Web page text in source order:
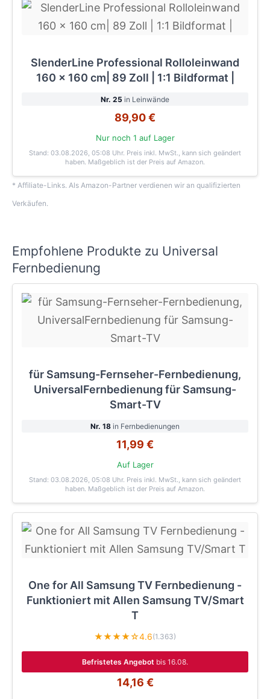
SlenderLine Professional Rolloleinwand
160 x 160 cm| 89 Zoll | 1:1 Bildformat |
Nr. 25 in Leinwände
89,90 €
Nur noch 1 auf Lager
Stand: 03.08.2026, 05:08 Uhr. Preis inkl. MwSt., kann sich geändert
haben. Maßgeblich ist der Preis auf Amazon.
* Affiliate-Links. Als Amazon-Partner verdienen wir an qualifizierten
Verkäufen.
Empfohlene Produkte zu Universal
Fernbedienung
für Samsung-Fernseher-Fernbedienung,
UniversalFernbedienung für Samsung-
Smart-TV
Nr. 18 in Fernbedienungen
11,99 €
Auf Lager
Stand: 03.08.2026, 05:08 Uhr. Preis inkl. MwSt., kann sich geändert
haben. Maßgeblich ist der Preis auf Amazon.
One for All Samsung TV Fernbedienung -
Funktioniert mit Allen Samsung TV/Smart
T
★★★★☆4.6(1.363)
Befristetes Angebot bis 16.08.
14,16 €